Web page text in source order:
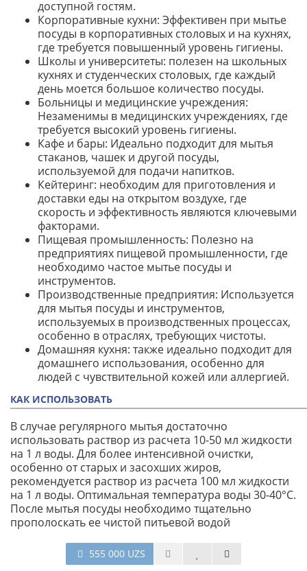
доступной гостям.
Корпоративные кухни: Эффективен при мытье
посуды в корпоративных столовых и на кухнях,
где требуется повышенный уровень гигиены.
Школы и университеты: полезен на школьных
кухнях и студенческих столовых, где каждый
день моется большое количество посуды.
Больницы и медицинские учреждения:
Незаменимы в медицинских учреждениях, где
требуется высокий уровень гигиены.
Кафе и бары: Идеально подходит для мытья
стаканов, чашек и другой посуды,
используемой для подачи напитков.
Кейтеринг: необходим для приготовления и
доставки еды на открытом воздухе, где
скорость и эффективность являются ключевыми
факторами.
Пищевая промышленность: Полезно на
предприятиях пищевой промышленности, где
необходимо частое мытье посуды и
инструментов.
Производственные предприятия: Используется
для мытья посуды и инструментов,
используемых в производственных процессах,
особенно в отраслях, требующих чистоты.
Домашняя кухня: также идеально подходит для
домашнего использования, особенно для
людей с чувствительной кожей или аллергией.
КАК ИСПОЛЬЗОВАТЬ
В случае регулярного мытья достаточно
использовать раствор из расчета 10-50 мл жидкости
на 1 л воды. Для более интенсивной очистки,
особенно от старых и засохших жиров,
рекомендуется раствор из расчета 100 мл жидкости
на 1 л воды. Оптимальная температура воды 30-40°С.
После мытья посуды необходимо тщательно
прополоскать ее чистой питьевой водой
555 000 UZS